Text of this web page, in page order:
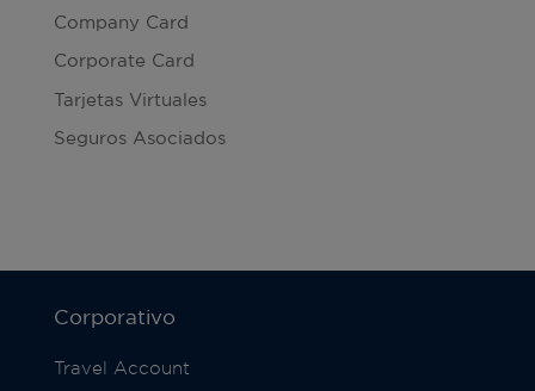
Company Card
Corporate Card
Tarjetas Virtuales
Seguros Asociados
Corporativo
Travel Account